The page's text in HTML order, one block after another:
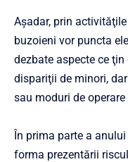
Aşadar, prin
buzoieni vor puncta
dezbate aspecte ce
dispariţii de minori,
sau moduri de
În prima parte a
forma prezentării